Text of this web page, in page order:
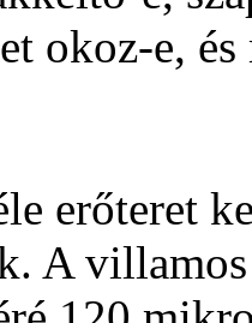
okoz-e,
erőteret
A